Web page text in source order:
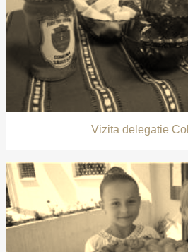
Vizita delegatie